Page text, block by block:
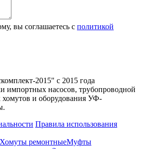
вы соглашаетесь с политикой
2015" с 2015 года
импортных насосов, трубопроводной
и оборудования УФ-
Правила использования
Хомуты ремонтныеМуфты